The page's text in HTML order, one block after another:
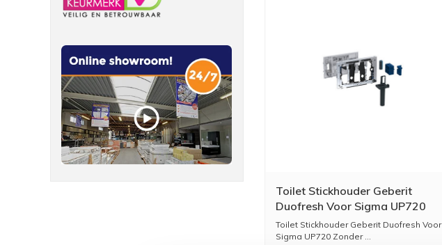
Toilet Stickhouder Geberit
Duofresh Voor Sigma UP720
Zonder Geurzuivering
Antracietgrijs
Toilet Stickhouder Geberit Duofresh Voor
Sigma UP720 Zonder ...